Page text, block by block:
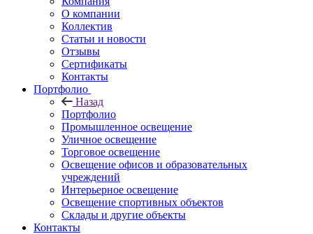
О компании
Коллектив
Статьи и новости
Отзывы
Сертификаты
Контакты
Портфолио
Назад
Портфолио
Промышленное освещение
Уличное освещение
Торговое освещение
Освещение офисов и образовательных
учреждений
Интерьерное освещение
Освещение спортивных объектов
Склады и другие объекты
Контакты